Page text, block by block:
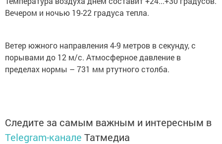
Вечером и ночью 19-22 градуса тепла.
Ветер южного направления 4-9 метров в секунду, с
порывами до 12 м/с. Атмосферное давление в
пределах нормы – 731 мм ртутного столба.
Следите за самым важным и интересным в
Telegram-канале Татмедиа